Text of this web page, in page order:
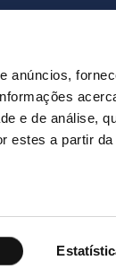
anúncios,
e de análise,
estes a partir
2026